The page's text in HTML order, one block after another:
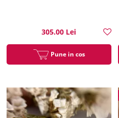
305.00 Lei
Pune in cos